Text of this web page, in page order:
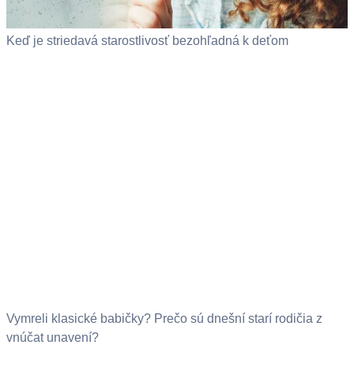
Keď je striedavá starostlivosť bezohľadná k deťom
Vymreli klasické babičky? Prečo sú dnešní starí rodičia z
vnúčat unavení?